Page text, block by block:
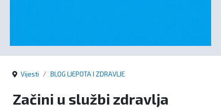
Vijesti BLOG LJEPOTA I ZDRAVLJE
Začini u službi zdravlja